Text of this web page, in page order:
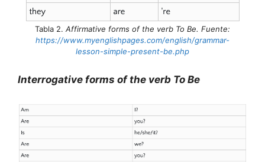
Tabla 2. Affirmative forms of the verb To Be. Fuente:
https://www.myenglishpages.com/english/grammar-
lesson-simple-present-be.php
Interrogative forms of the verb To Be